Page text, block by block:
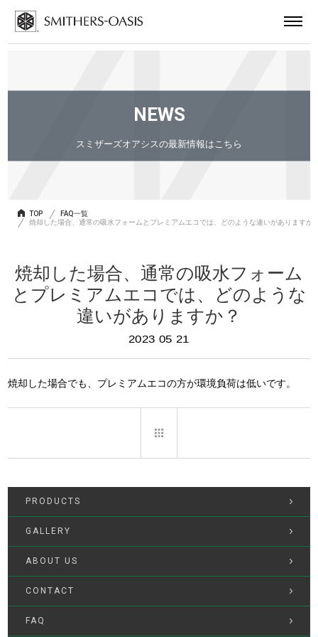
NEWS
スミザーズオアシスの最新情報はこちら
TOP
FAQ一覧
焼却した場合、通常の吸水フォームとプレミアムエコでは、どのような違いがありますか
焼却した場合、通常の吸水フォーム
とプレミアムエコでは、どのような
違いがありますか？
2023.05.21
焼却した場合でも、プレミアムエコの方が環境負荷は低いです。
PRODUCTS
GALLERY
ABOUT US
CONTACT
FAQ